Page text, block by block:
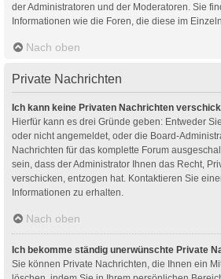
der Administratoren und der Moderatoren. Sie
Informationen wie die Foren, die diese im
Nach oben
Private Nachrichten
Ich kann keine Privaten Nachrichten
Hierfür kann es drei Gründe geben: Entweder
oder nicht angemeldet, oder die Board-
Nachrichten für das komplette Forum
sein, dass der Administrator Ihnen das Recht,
verschicken, entzogen hat. Kontaktieren Sie
Informationen zu erhalten.
Nach oben
Ich bekomme ständig unerwünschte Private
Sie können Private Nachrichten, die Ihnen ein